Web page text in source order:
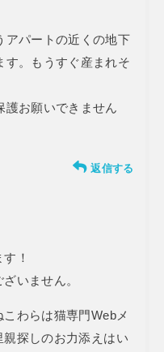
アパートの近くの地下
す。もうすぐ産まれそ
護お願いできません
返信する
！
いません。
わらは猫専門Webメ
探しのお力添えはい